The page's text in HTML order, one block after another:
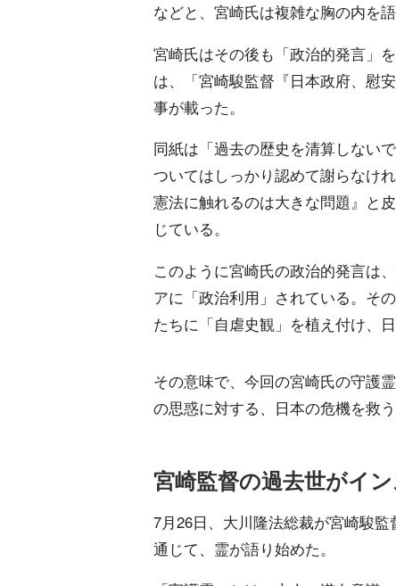
などと、宮崎氏は複雑な胸の内を語
宮崎氏はその後も「政治的発言」
は、「宮崎駿監督『日本政府、慰
事が載った。
同紙は「過去の歴史を清算しない
ついてはしっかり認めて謝らなけ
憲法に触れるのは大きな問題』と
じている。
このように宮崎氏の政治的発言は
アに「政治利用」されている。そ
たちに「自虐史観」を植え付け、
その意味で、今回の宮崎氏の守護
の思惑に対する、日本の危機を救
宮崎監督の過去世がイ
7月26日、大川隆法総裁が宮崎駿
通じて、霊が語り始めた。